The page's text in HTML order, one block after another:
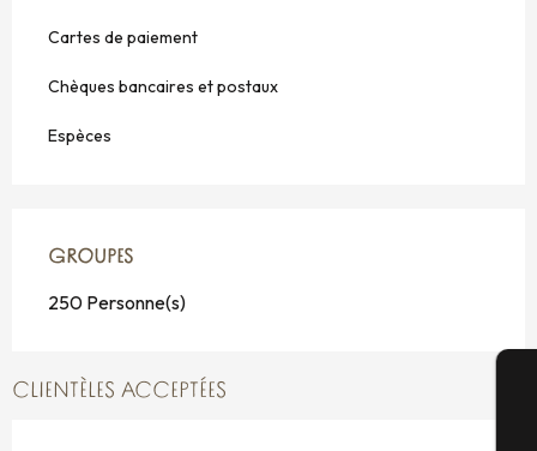
Cartes de paiement
Chèques bancaires et postaux
Espèces
GROUPES
GROUPES
250 Personne(s)
CLIENTÈLES ACCEPTÉES